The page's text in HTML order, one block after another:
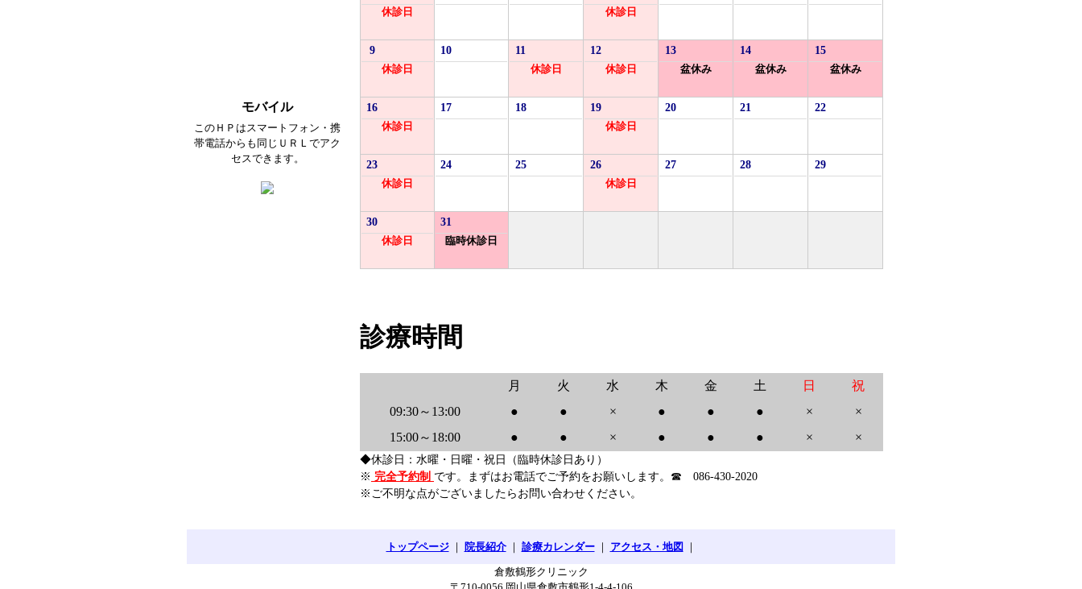
モバイル
このＨＰはスマートフォン・携
帯電話からも同じＵＲＬでアク
セスできます。
休診日
休診日
9
休診日
10
11
休診日
12
休診日
13
盆休み
14
盆休み
15
盆休み
16
休診日
17 18
19
休診日
20 21 22
23
休診日
24 25
26
休診日
27 28 29
30
休診日
31
臨時休診日
診療時間
月 火 水 木 金 土 日
祝
09:30～13:00
● ● × ● ● ● ×
×
15:00～18:00
● ● × ● ● ● × ×
◆休診日：水曜・日曜・祝日（臨時休診日あり）
※ 完全予約制 です。まずはお電話でご予約をお願いします。☎ 086-430-2020
※ご不明な点がございましたらお問い合わせください。
トップページ｜ 院長紹介｜ 診療カレンダー｜ アクセス・地図 ｜
倉敷鶴形クリニック